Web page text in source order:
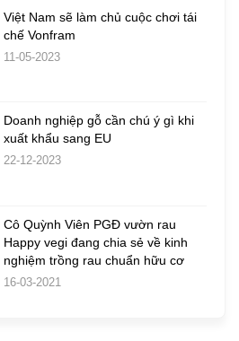
Việt Nam sẽ làm chủ cuộc chơi tái
chế Vonfram
11-05-2023
Doanh nghiệp gỗ cần chú ý gì khi
xuất khẩu sang EU
22-12-2023
Cô Quỳnh Viên PGĐ vườn rau
Happy vegi đang chia sẻ về kinh
nghiệm trồng rau chuẩn hữu cơ
16-03-2021